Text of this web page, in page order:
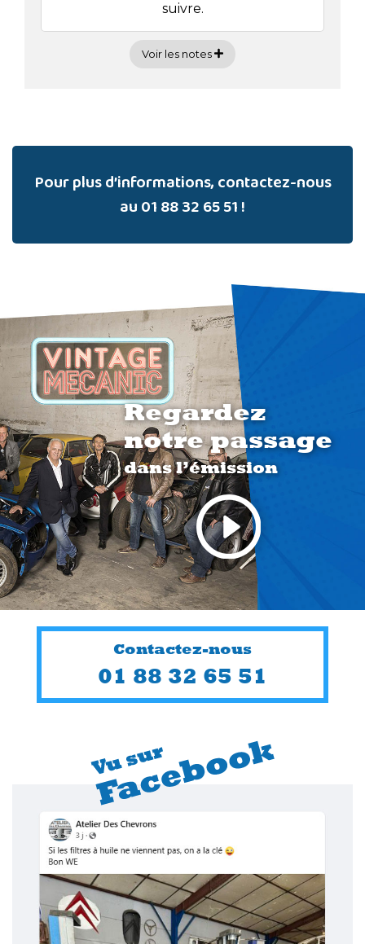
suivre.
Voir les notes
Pour plus d’informations, contactez-nous
au01 88 32 65 51!
Regardez
notre passage
dans l’émission
Contactez-nous
01 88 32 65 51